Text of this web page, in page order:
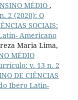
MÉDIO ,
2 (2020): O
SOCIAIS:
Americano
Maria Lima,
MÉDIO
v. 13 n. 2
DE CIÊNCIAS
Ibero Latin-